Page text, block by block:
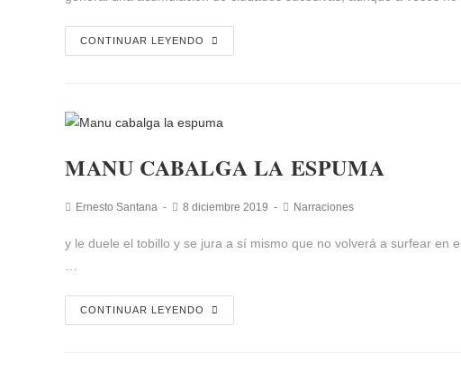
CONTINUAR LEYENDO
MANU CABALGA LA ESPUMA
Ernesto Santana 8 diciembre 2019 Narraciones
y le duele el tobillo y se jura a sí mismo que no volverá a surfear en
CONTINUAR LEYENDO